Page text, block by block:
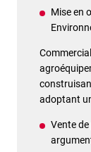
Mise en
adoptant
Vente